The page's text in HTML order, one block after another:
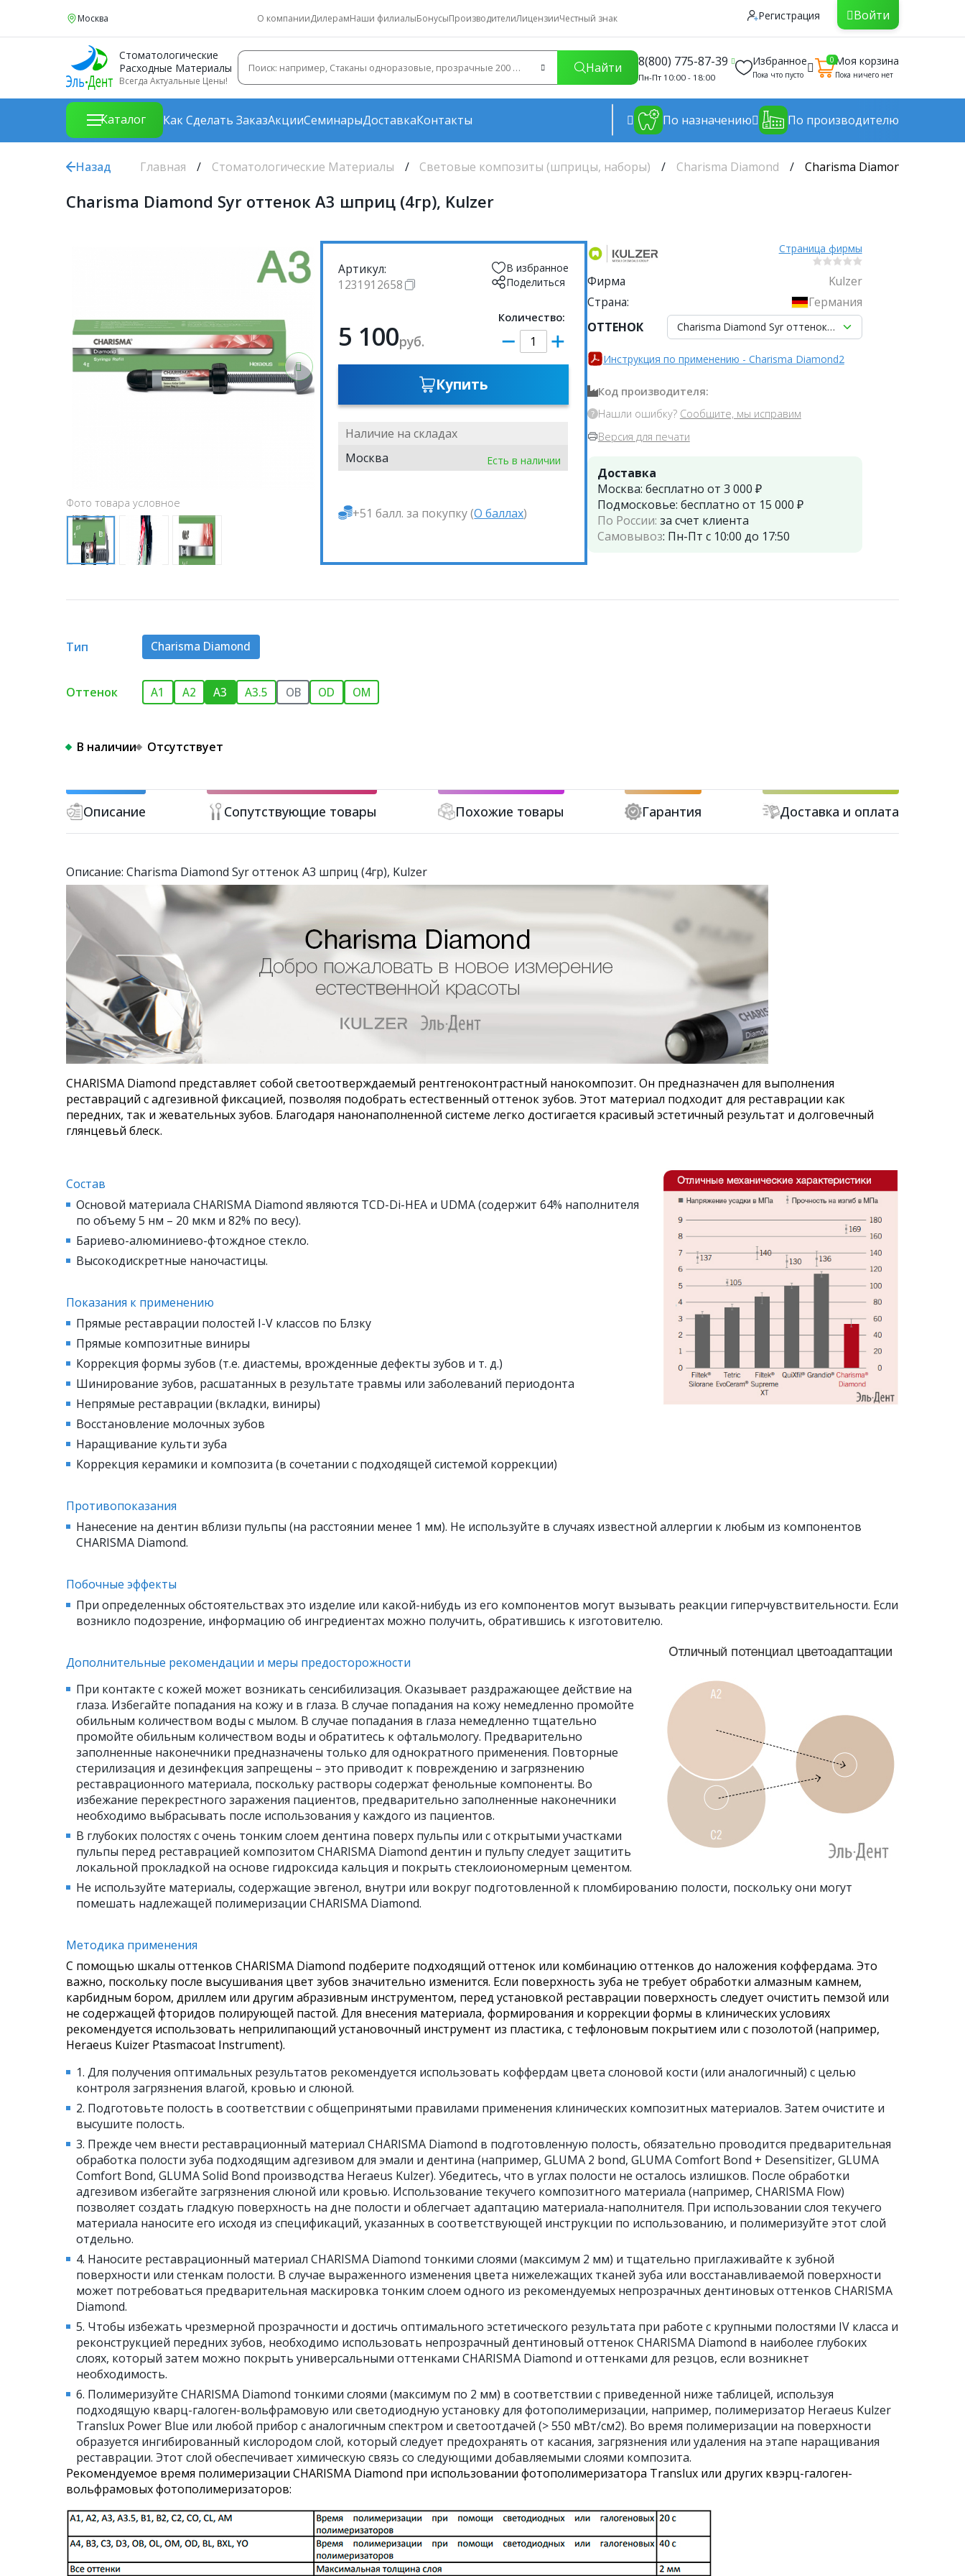
Москва О компанииДилерамНаши филиалыБонусыПроизводителиЛицензииЧестный знак Регистрация Войти
Стоматологические
Расходные Материалы
Всегда Актуальные Цены!
Найти 8(800) 775-87-39
Пн-Пт 10:00 - 18:00
Избранное
Пока что пусто
0Моя корзина
Пока ничего нет
Каталог Как Сделать ЗаказАкцииСеминарыДоставкаКонтакты По назначению По производителю
Назад Главная Стоматологические Материалы Световые композиты (шприцы, наборы) Charisma Diamond Charisma Diamond Syr
Charisma Diamond Syr оттенок A3 шприц (4гр), Kulzer
Фото товара условное
Артикул:
1231912658
В избранное
Поделиться
5 100руб.
Количество:
Купить
Наличие на складах
Москва
Есть в наличии
+51 балл. за покупку (О баллах)
Страница фирмы
Фирма
Kulzer
Страна:
Германия
ОТТЕНОК
Charisma Diamond Syr оттенок A3 шприц (4гр), Kulzer
Инструкция по применению - Charisma Diamond2
Код производителя:
Нашли ошибку? Сообщите, мы исправим
Версия для печати
Доставка
Москва: бесплатно от 3 000 ₽
Подмосковье: бесплатно от 15 000 ₽
По России: за счет клиента
Самовывоз: Пн-Пт с 10:00 до 17:50
Тип Charisma Diamond
Оттенок A1 A2 A3 A3.5 OB OD OM
В наличии Отсутствует
Описание Сопутствующие товары Похожие товары Гарантия Доставка и оплата
Описание: Charisma Diamond Syr оттенок A3 шприц (4гр), Kulzer
CHARISMA Diamond представляет собой светоотверждаемый рентгеноконтрастный нанокомпозит. Он предназначен для выполнения
реставраций с адгезивной фиксацией, позволяя подобрать естественный оттенок зубов. Этот материал подходит для реставрации как
передних, так и жевательных зубов. Благодаря нанонаполненной системе легко достигается красивый эстетичный результат и долговечный
глянцевьй блеск.
Состав
Основой материала CHARISMA Diamond являются TCD-Di-HEA и UDMA (содержит 64% наполнителя
по объему 5 нм – 20 мкм и 82% по весу).
Бариево-алюминиево-фтождное стекло.
Высокодискретные наночастицы.
Показания к применению
Прямые реставрации полостей I-V классов по Блзку
Прямые композитные виниры
Коррекция формы зубов (т.е. диастемы, врожденные дефекты зубов и т. д.)
Шинирование зубов, расшатанных в результате травмы или заболеваний периодонта
Непрямые реставрации (вкладки, виниры)
Восстановление молочных зубов
Наращивание культи зуба
Коррекция керамики и композита (в сочетании с подходящей системой коррекции)
Противопоказания
Нанесение на дентин вблизи пульпы (на расстоянии менее 1 мм). Не используйте в случаях известной аллергии к любым из компонентов
CHARISMA Diamond.
Побочные эффекты
При определенных обстоятельствах это изделие или какой-нибудь из его компонентов могут вызывать реакции гиперчувствительности. Если
возникло подозрение, информацию об ингредиентах можно получить, обратившись к изготовителю.
Дополнительные рекомендации и меры предосторожности
При контакте с кожей может возникать сенсибилизация. Оказывает раздражающее действие на
глаза. Избегайте попадания на кожу и в глаза. В случае попадания на кожу немедленно промойте
обильным количеством воды с мылом. В случае попадания в глаза немедленно тщательно
промойте обильным количеством воды и обратитесь к офтальмологу. Предварительно
заполненные наконечники предназначены только для однократного применения. Повторные
стерилизация и дезинфекция запрещены – это приводит к повреждению и загрязнению
реставрационного материала, поскольку растворы содержат фенольные компоненты. Во
избежание перекрестного заражения пациентов, предварительно заполненные наконечники
необходимо выбрасывать после использования у каждого из пациентов.
В глубоких полостях с очень тонким слоем дентина поверх пульпы или с открытыми участками
пульпы перед реставрацией композитом CHARISMA Diamond дентин и пульпу следует защитить
локальной прокладкой на основе гидроксида кальция и покрыть стеклоиономерным цементом.
Не используйте материалы, содержащие эвгенол, внутри или вокруг подготовленной к пломбированию полости, поскольку они могут
помешать надлежащей полимеризации CHARISMA Diamond.
Методика применения
С помощью шкалы оттенков CHARISMA Diamond подберите подходящий оттенок или комбинацию оттенков до наложения коффердама. Это
важно, поскольку после высушивания цвет зубов значительно изменится. Если поверхность зуба не требует обработки алмазным камнем,
карбидным бором, дриллем или другим абразивным инструментом, перед установкой реставрации поверхность следует очистить пемзой или
не содержащей фторидов полирующей пастой. Для внесения материала, формирования и коррекции формы в клинических условиях
рекомендуется использовать неприлипающий установочный инструмент из пластика, с тефлоновым покрытием или с позолотой (например,
Heraeus Kuizer Ptasmacoat Instrument).
1. Для получения оптимальных результатов рекомендуется использовать коффердам цвета слоновой кости (или аналогичный) с целью
контроля загрязнения влагой, кровью и слюной.
2. Подготовьте полость в соответствии с общепринятыми правилами применения клинических композитных материалов. Затем очистите и
высушите полость.
3. Прежде чем внести реставрационный материал CHARISMA Diamond в подготовленную полость, обязательно проводится предварительная
обработка полости зуба подходящим адгезивом для эмали и дентина (например, GLUMA 2 bond, GLUMA Comfort Bond + Desensitizer, GLUMA
Comfort Bond, GLUMA Solid Bond производства Heraeus Kulzer). Убедитесь, что в углах полости не осталось излишков. После обработки
адгезивом избегайте загрязнения слюной или кровью. Использование текучего композитного материала (например, CHARISMA Flow)
позволяет создать гладкую поверхность на дне полости и облегчает адаптацию материала-наполнителя. При использовании слоя текучего
материала наносите его исходя из спецификаций, указанных в соответствующей инструкции по использованию, и полимеризуйте этот слой
отдельно.
4. Наносите реставрационный материал CHARISMA Diamond тонкими слоями (максимум 2 мм) и тщательно приглаживайте к зубной
поверхности или стенкам полости. В случае выраженного изменения цвета нижележащих тканей зуба или восстанавливаемой поверхности
может потребоваться предварительная маскировка тонким слоем одного из рекомендуемых непрозрачных дентиновых оттенков CHARISMA
Diamond.
5. Чтобы избежать чрезмерной прозрачности и достичь оптимального эстетического результата при работе с крупными полостями IV класса и
реконструкцией передних зубов, необходимо использовать непрозрачный дентиновый оттенок CHARISMA Diamond в наиболее глубоких
слоях, который затем можно покрыть универсальными оттенками CHARISMA Diamond и оттенками для резцов, если возникнет
необходимость.
6. Полимеризуйте CHARISMA Diamond тонкими слоями (максимум по 2 мм) в соответствии с приведенной ниже таблицей, используя
подходящую кварц-галоген-вольфрамовую или светодиодную установку для фотополимеризации, например, полимеризатор Heraeus Kulzer
Translux Power Blue или любой прибор с аналогичным спектром и светоотдачей (> 550 мВт/см2). Во время полимеризации на поверхности
образуется ингибированный кислородом слой, который следует предохранять от касания, загрязнения или удаления на этапе наращивания
реставрации. Этот слой обеспечивает химическую связь со следующими добавляемыми слоями композита.
Рекомендуемое время полимеризации CHARISMA Diamond при использовании фотополимеризатора Translux или других квэрц-галоген-
вольфрамовых фотополимеризаторов: